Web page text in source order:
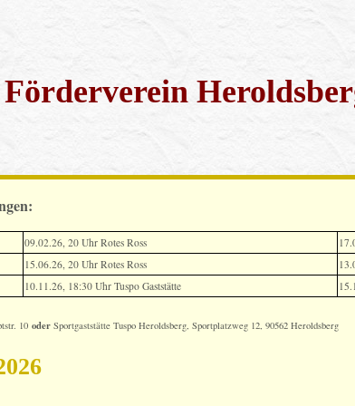
09.02.26, 20 Uhr Rotes Ross
15.06.26, 20 Uhr Rotes Ross
10.11.26, 18:30 Uhr Tuspo Gaststätte
10 oder Sportgaststätte Tuspo Heroldsberg, Sportplatzweg 12, 90562 Heroldsberg